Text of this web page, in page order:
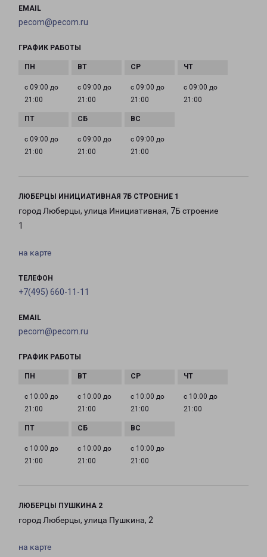
EMAIL
pecom@pecom.ru
ГРАФИК РАБОТЫ
с 09:00 до
21:00
с 09:00 до
21:00
с 09:00 до
21:00
с 09:00 до
21:00
с 09:00 до
21:00
с 09:00 до
21:00
с 09:00 до
21:00
ЛЮБЕРЦЫ ИНИЦИАТИВНАЯ 7Б СТРОЕНИЕ 1
город Люберцы, улица Инициативная, 7Б строение
1
на карте
ТЕЛЕФОН
+7(495) 660-11-11
EMAIL
pecom@pecom.ru
ГРАФИК РАБОТЫ
с 10:00 до
21:00
с 10:00 до
21:00
с 10:00 до
21:00
с 10:00 до
21:00
с 10:00 до
21:00
с 10:00 до
21:00
с 10:00 до
21:00
ЛЮБЕРЦЫ ПУШКИНА 2
город Люберцы, улица Пушкина, 2
на карте